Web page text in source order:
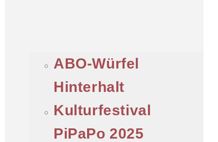
ABO-Würfel
Hinterhalt
Kulturfestival
PiPaPo 2025